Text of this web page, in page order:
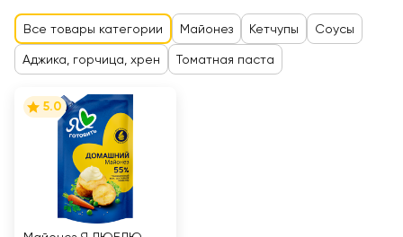
Все товары категории Майонез Кетчупы Соусы
Аджика, горчица, хрен Томатная паста
5.0